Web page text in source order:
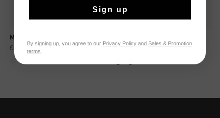
Marti
€ 54,95 € 79,95 € 99,95
Sign up
By signing up, you agree to our Privacy Policy and Sales & Promotion
terms